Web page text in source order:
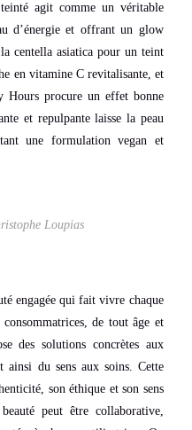
agit comme un véritable
d’énergie et offrant un glow
centella asiatica pour un teint
en vitamine C revitalisante, et
Hours procure un effet bonne
et repulpante laisse la peau
une formulation vegan et
Loupias
engagée qui fait vivre chaque
de tout âge et
des solutions concrètes aux
ainsi du sens aux soins. Cette
son éthique et son sens
peut être collaborative,